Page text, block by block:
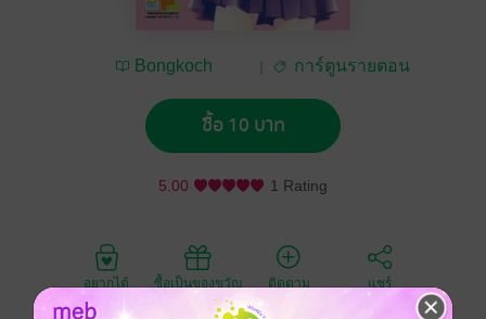
Bongkoch
การ์ตูนรายตอน
ซื้อ 10 บาท
5.00 1 Rating
อยากได้ ซื้อเป็นของขวัญ ติดตาม แชร์